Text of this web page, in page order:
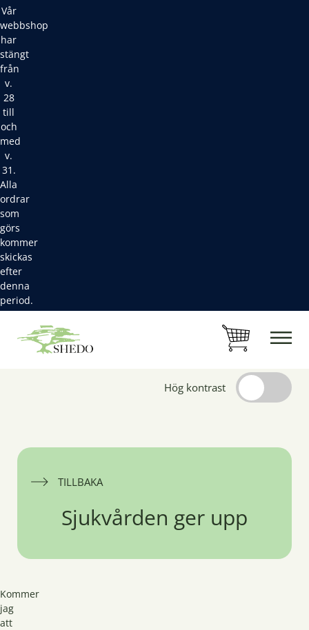
Vår
webbshop
har
stängt
från
v.
28
till
och
med
v.
31.
Alla
ordrar
som
görs
kommer
skickas
efter
denna
period.
Hög kontrast
TILLBAKA
Sjukvården ger upp
Kommer
jag
att